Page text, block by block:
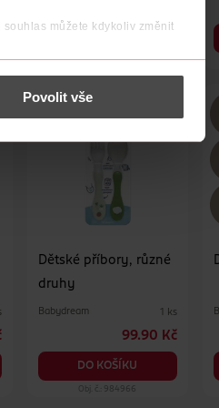
souhlas můžete kdykoliv změnit
osobní údaje.
Povolit vše
Obj. č.: 1315486
Dětské příbory, různé
druhy
Babydream 1 ks
99.90 Kč
DO KOŠÍKU
Obj. č.: 984966